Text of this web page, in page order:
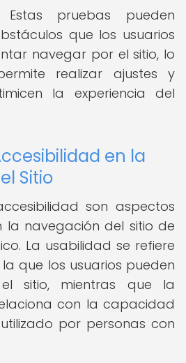
pruebas pueden
que los usuarios
navegar por el sitio, lo
realizar ajustes y
la experiencia del
en la
Sitio
son aspectos
la navegación del sitio de
La usabilidad se refiere
que los usuarios pueden
sitio, mientras que la
con la capacidad
por personas con